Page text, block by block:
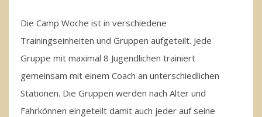
Die Camp Woche ist in verschiedene
Trainingseinheiten und Gruppen aufgeteilt. Jede
Gruppe mit maximal 8 Jugendlichen trainiert
gemeinsam mit einem Coach an unterschiedlichen
Stationen. Die Gruppen werden nach Alter und
Fahrkönnen eingeteilt damit auch jeder auf seine